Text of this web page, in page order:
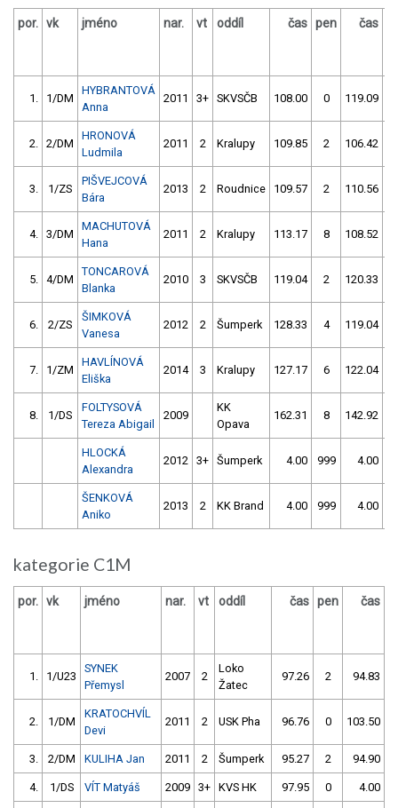
por. vk jméno nar. vt oddíl čas pen čas
1. 1/DM
HYBRANTOVÁ
Anna
2011 3+ SKVSČB 108.00 0 119.09
2. 2/DM
HRONOVÁ
Ludmila
2011 2 Kralupy 109.85 2 106.42
3. 1/ZS
PIŠVEJCOVÁ
Bára
2013 2 Roudnice 109.57 2 110.56
4. 3/DM
MACHUTOVÁ
Hana
2011 2 Kralupy 113.17 8 108.52
5. 4/DM
TONCAROVÁ
Blanka
2010 3 SKVSČB 119.04 2 120.33
6. 2/ZS
ŠIMKOVÁ
Vanesa
2012 2 Šumperk 128.33 4 119.04
7. 1/ZM
HAVLÍNOVÁ
Eliška
2014 3 Kralupy 127.17 6 122.04
8. 1/DS
FOLTYSOVÁ
Tereza Abigail
2009
KK
Opava
162.31 8 142.92
HLOCKÁ
Alexandra
2012 3+ Šumperk 4.00 999 4.00
ŠENKOVÁ
Aniko
2013 2 KK Brand 4.00 999 4.00
kategorie C1M
por. vk jméno nar. vt oddíl čas pen čas
1. 1/U23
SYNEK
Přemysl
2007 2
Loko
Žatec
97.26 2 94.83
2. 1/DM
KRATOCHVÍL
Devi
2011 2 USK Pha 96.76 0 103.50
3. 2/DM KULIHA Jan 2011 2 Šumperk 95.27 2 94.90
4. 1/DS VÍT Matyáš 2009 3+ KVS HK 97.95 0 4.00